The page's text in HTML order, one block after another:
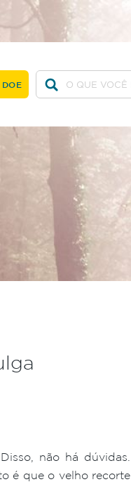
DOE
não há dúvidas.
é que o velho recorte